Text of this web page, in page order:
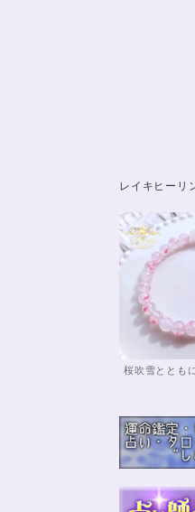
レイキヒーリ
桜吹雪ととも